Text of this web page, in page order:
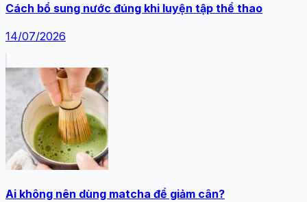
Cách bổ sung nước đúng khi luyện tập thể thao
14/07/2026
Ai không nên dùng matcha để giảm cân?